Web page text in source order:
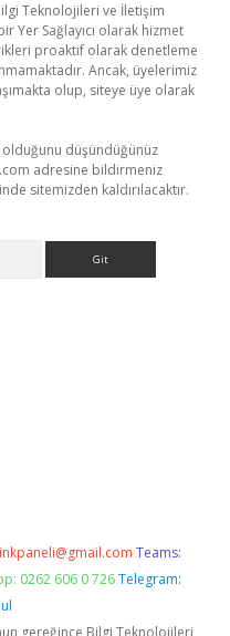
Teknolojileri ve İletişim
Yer Sağlayıcı olarak hizmet
proaktif olarak denetleme
Ancak, üyelerimiz
olup, siteye üye olarak
olduğunu düşündüğünüz
adresine bildirmeniz
sitemizden kaldırılacaktır.
Teams:
0262 606 0 726 Telegram:
gereğince Bilgi Teknolojileri